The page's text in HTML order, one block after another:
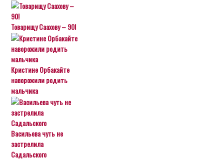
Товарищу Саахову – 90!
Кристине Орбакайте
наворожили родить
мальчика
Васильева чуть не
застрелила
Садальского